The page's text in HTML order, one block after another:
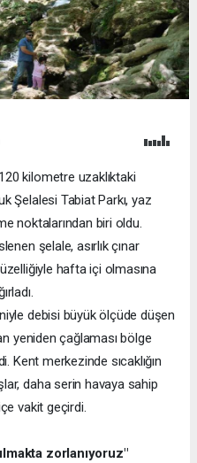
kilometre uzaklıktaki
Şelalesi Tabiat Parkı, yaz
noktalarından biri oldu.
şelale, asırlık çınar
hafta içi olmasına
debisi büyük ölçüde düşen
yeniden çağlaması bölge
Kent merkezinde sıcaklığın
daha serin havaya sahip
vakit geçirdi.
zorlanıyoruz"